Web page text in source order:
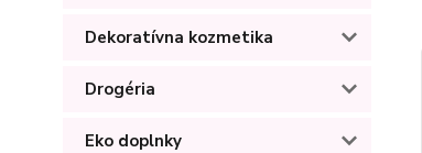
Dekoratívna kozmetika
Drogéria
Eko doplnky